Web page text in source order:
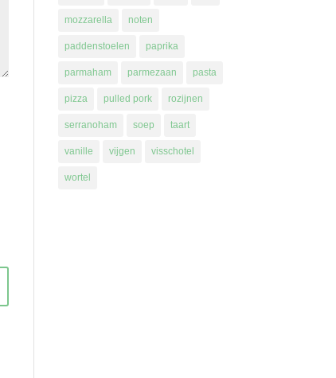
mozzarella noten
paddenstoelen paprika
parmaham parmezaan pasta
pizza pulled pork rozijnen
serranoham soep taart
vanille vijgen visschotel
wortel